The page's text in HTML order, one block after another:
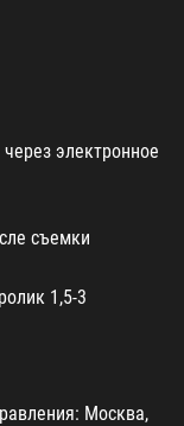
электронное
съемки
1,5-3
Москва,